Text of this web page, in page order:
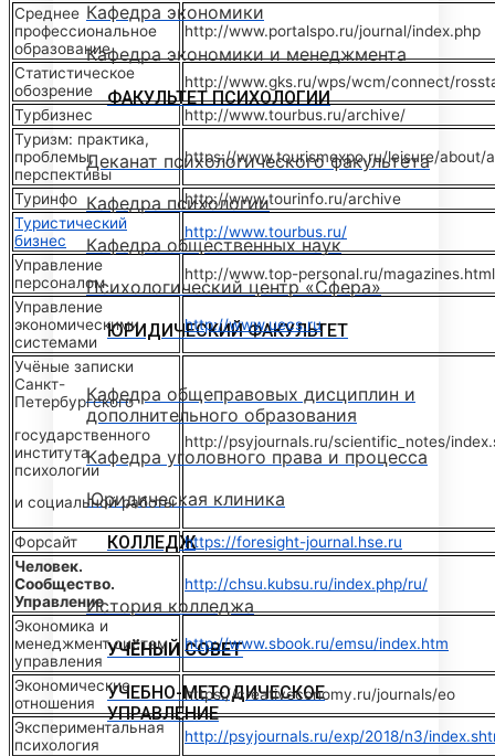
Кафедра экономики
Кафедра экономики и менеджмента
ФАКУЛЬТЕТ ПСИХОЛОГИИ
Деканат психологического факультета
Кафедра психологии
Кафедра общественных наук
Психологический центр «Сфера»
ЮРИДИЧЕСКИЙ ФАКУЛЬТЕТ
Кафедра общеправовых дисциплин и
дополнительного образования
Кафедра уголовного права и процесса
Юридическая клиника
КОЛЛЕДЖ
История колледжа
УЧЁНЫЙ СОВЕТ
УЧЕБНО-МЕТОДИЧЕСКОЕ
УПРАВЛЕНИЕ
Среднее
профессиональное
образование
http://www.portalspo.ru/journal/index.php
Статистическое
обозрение
http://www.gks.ru/wps/wcm/connect/
Турбизнес
http://www.tourbus.ru/archive/
Туризм: практика,
проблемы,
перспективы
https://www.tourismexpo.ru/leisure/about/
Туринфо
http://www.tourinfo.ru/archive
Туристический
бизнес
http://www.tourbus.ru/
Управление
персоналом
http://www.top-personal.ru/magazines.html
Управление
экономическими
системами
http://www.uecs.ru
Учёные записки
Санкт-
Петербургского
государственного
института
психологии
и социальной работы
http://psyjournals.ru/scientific_notes/
Форсайт
https://foresight-journal.hse.ru
Человек.
Сообщество.
Управление
http://chsu.kubsu.ru/index.php/ru/
Экономика и
менеджмент систем
управления
http://www.sbook.ru/emsu/index.htm
Экономические
отношения
https://creativeconomy.ru/journals/eo
Экспериментальная
психология
http://psyjournals.ru/exp/2018/n3/